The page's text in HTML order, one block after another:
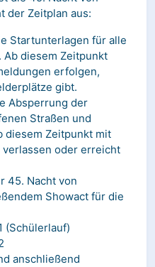
der Zeitplan aus:
Startunterlagen für alle
Ab diesem Zeitpunkt
erfolgen,
gibt.
Absperrung der
Straßen und
diesem Zeitpunkt mit
oder erreicht
45. Nacht von
Showact für die
(Schülerlauf)
anschließend